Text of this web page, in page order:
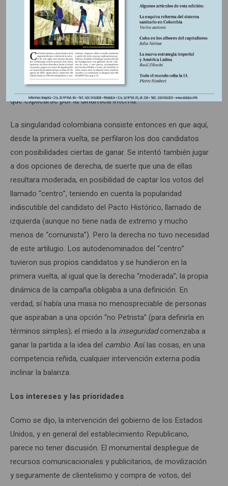
calificar de derecha “moderada”. Esta experiencia es una
gran oportunidad para asomarse a la complejidad que
representa eso que llamamos “derecha”, para no
mencionar el envejecido vocablo “izquierda”, y atreverse a
indagar en los movimientos y fuerzas que se agitan en el
mundo popular. En este país, es claro que, más allá de una
posible injerencia de Estados Unidos, los resultados tienen
que explicarse por la dinámica interna.
La singularidad colombiana consiste entonces en que aquí,
desde la primera vuelta, se perfilaron los dos candidatos
con posibilidades ciertas de ganar. Se intentó también jugar
a dos opciones de derecha, de suerte que una de ellas
resultara moderada, en posibilidad de captar los votos del
llamado “centro”, teniendo en cuenta la popularidad
indiscutible del candidato del Pacto Histórico, llamado de
izquierda (aunque no tiene nada de extremo y mucho
menos de “comunista”). Pero la derecha no tuvo necesidad
de este artilugio. Los autodenominados del “centro”
tuvieron sus propios candidatos y se hundieron en la
primera vuelta, al igual que la derecha “moderada”; la propia
dinámica de la campaña obligaba a una definición. En
verdad, sí había una masa no menospreciable de personas
que aspiraban a una opción “no Petrista” (para definirla en
términos simples); el miedo a la inseguridadcomenzaba a
ganar la partida a la idea del cambio. Así las cosas, en una
competencia reñida, cualquier intervención externa podía
inclinar la balanza.
Los intereses y las prioridades
Como se dijo, la intervención del gobierno de los Estados
Unidos, y en general del establecimiento Republicano,
parece no tener discusión. El monumental despliegue de
recursos comunicacionales y publicitarios, de movilización
y seguramente de clientelismo y compra de votos, del